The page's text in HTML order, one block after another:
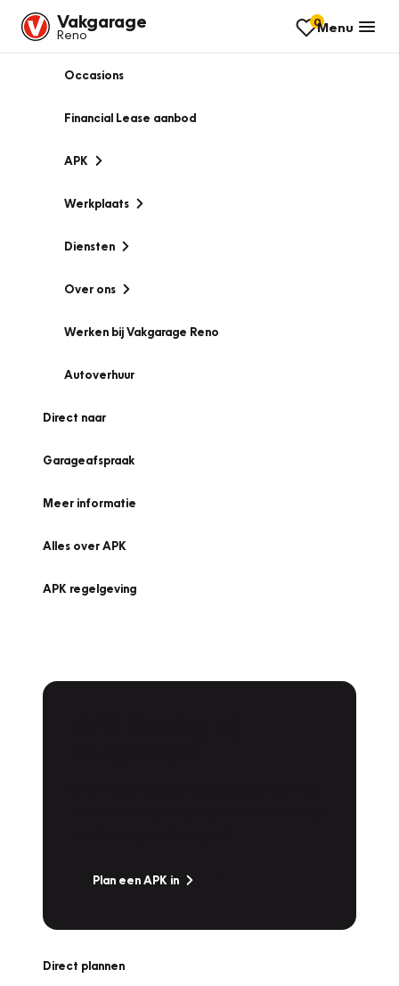
Vakgarage
Reno
0Menu
Occasions
Financial Lease aanbod
APK
Werkplaats
Diensten
Over ons
Werken bij Vakgarage Reno
Autoverhuur
Direct naar
Garageafspraak
Meer informatie
Alles over APK
APK regelgeving
Plan een APK in
Direct plannen